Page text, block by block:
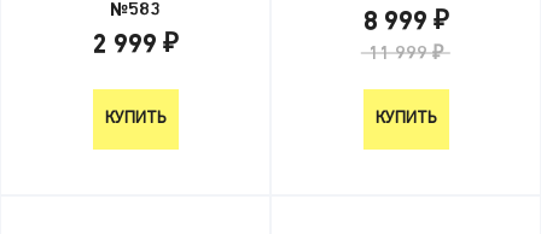
№583
2 999 ₽
КУПИТЬ
8 999 ₽
11 999 ₽
КУПИТЬ